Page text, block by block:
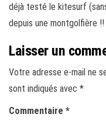
déjà testé le kitesurf
depuis une montgolfière !!
Laisser un
Votre adresse e-mail ne
sont indiqués avec *
Commentaire *